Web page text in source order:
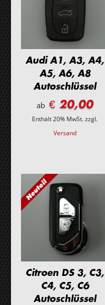
Audi A1, A3, A4,
A5, A6, A8
Autoschlüssel
ab € 20,00
Enthält 20% MwSt.zzgl.
Versand
Citroen DS 3, C3,
C4, C5, C6
Autoschlüssel